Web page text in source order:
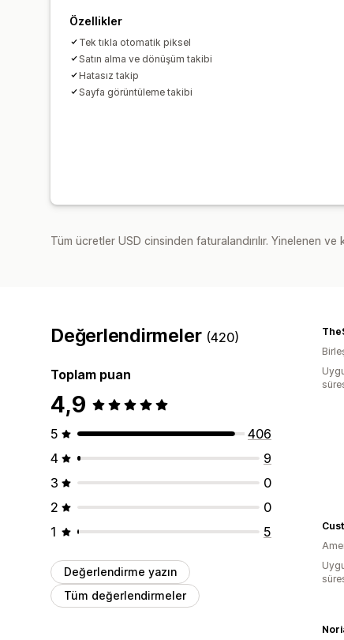
Özellikler
Tek tıkla otomatik piksel
Satın alma ve dönüşüm takibi
Hatasız takip
Sayfa görüntüleme takibi
Tüm ücretler USD cinsinden faturalandırılır. Yinelenen ve
Değerlendirmeler (420)
Toplam puan
4,9
5
406
4
9
3
0
2
0
1
5
Değerlendirme yazın
Tüm değerlendirmeler